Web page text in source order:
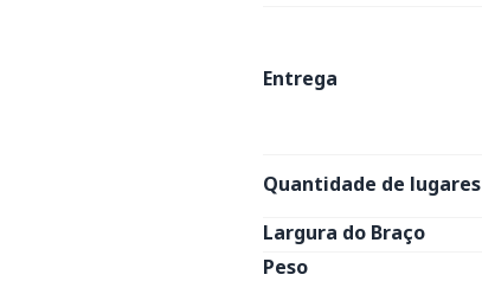
Entrega
Quantidade de lugares
Largura do Braço
Peso